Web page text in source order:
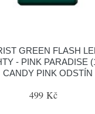
GREEN FLASH
- PINK PARADISE
CANDY PINK ODSTÍN
499 Kč